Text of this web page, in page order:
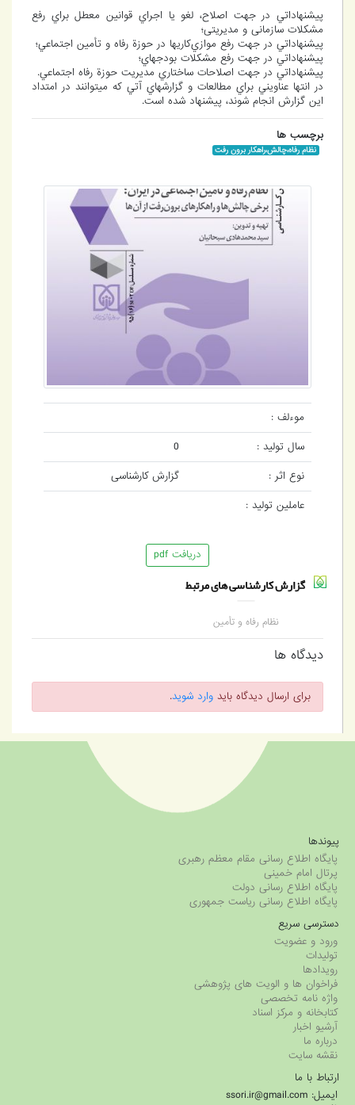
پيشنهاداتي در جهت اصلاح، لغو يا اجراي قوانين معطل براي رفع
مشكلات سازمانی و مدیریتی؛
پيشنهاداتي در جهت رفع موازي‌كاري­ها در حوزة رفاه و تأمین اجتماعي؛
پيشنهاداتي در جهت رفع مشكلات بودجه­اي؛
پيشنهاداتي در جهت اصلاحات ساختاري مديريت حوزة رفاه اجتماعي.
در انتها عناويني براي مطالعات و گزارش­هاي آتي كه مي­توانند در امتداد
اين گزارش انجام شوند، پيشنهاد شده است.
برچسب ها
نظام رفاه،چالش،راهکار برون رفت
موءلف :
سال تولید :
نوع اثر :
گزارش کارشناسی
عاملین تولید :
دریافت pdf
گزارش کارشناسی های مرتبط
نظام رفاه و تأمین
اجتماعی در ايران؛ برخی
چالش‌ها و راهکارهای
برون‌رفت از آندیدگاه ها
برای ارسال دیدگاه بایدوارد شوید.
پیوندها
پایگاه اطلاع رسانی مقام معظم رهبری
پرتال امام خمینی
پایگاه اطلاع رسانی دولت
پایگاه اطلاع رسانی ریاست جمهوری
دسترسی سریع
ورود و عضویت
تولیدات
رویدادها
فراخوان ها و الویت های پژوهشی
واژه نامه تخصصی
کتابخانه و مرکز اسناد
آرشیو اخبار
درباره ما
نقشه سایت
ارتباط با ما
ایمیل: ssori.ir@gmail.com